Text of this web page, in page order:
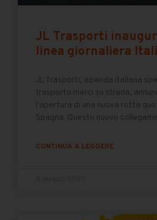
JL Trasporti
linea giornaliera
JL Trasporti, azienda italiana
trasporto merci su strada,
l’apertura di una nuova rotta
Spagna. Questo nuovo
CONTINUA A LEGGERE